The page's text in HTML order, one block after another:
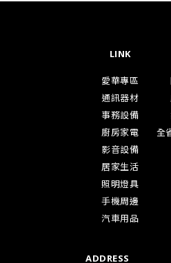
LINK
愛華專區
通訊器材
事務設備
廚房家電
影音設備
居家生活
照明燈具
手機周邊
汽車用品
全
ADDRESS